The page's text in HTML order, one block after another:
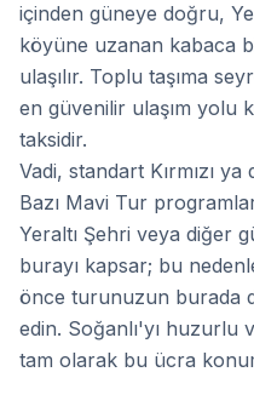
içinden güneye doğru,
köyüne uzanan kabaca
ulaşılır. Toplu taşıma
en güvenilir ulaşım yolu
taksidir.
Vadi, standart Kırmızı
Bazı Mavi Tur
Yeraltı Şehri veya diğer
burayı kapsar; bu
önce turunuzun burada
edin. Soğanlı'yı huzurlu
tam olarak bu ücra